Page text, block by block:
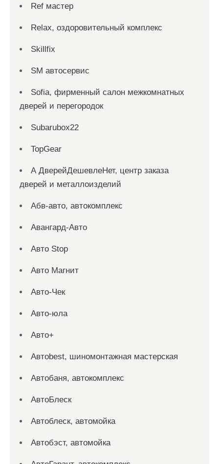
Ref мастер
Relax, оздоровительный комплекс
Skillfix
SM автосервис
Sofia, фирменный салон межкомнатных
дверей и перегородок
Subarubox22
TopGear
А ДверейДешевлеНет, центр заказа
дверей и металлоизделий
Абв-авто, автокомплекс
Авангард-Авто
Авто Stop
Авто Магнит
Авто-Чек
Авто-юла
Авто+
Автоbest, шиномонтажная мастерская
Автобаня, автокомплекс
АвтоБлеск
Автоблеск, автомойка
Автобэст, автомойка